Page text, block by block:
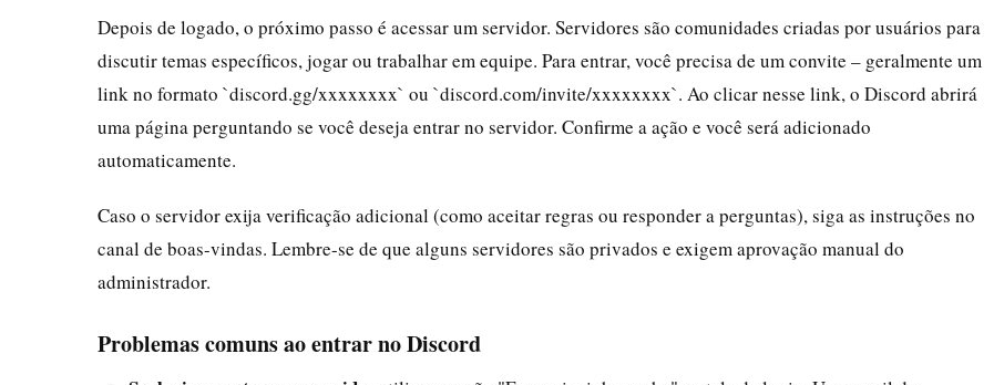
Depois de logado, o próximo passo é acessar um servidor. Servidores são comunidades criadas por usuários para
discutir temas específicos, jogar ou trabalhar em equipe. Para entrar, você precisa de um convite – geralmente um
link no formato `discord.gg/xxxxxxxx` ou `discord.com/invite/xxxxxxxx`. Ao clicar nesse link, o Discord abrirá
uma página perguntando se você deseja entrar no servidor. Confirme a ação e você será adicionado
automaticamente.
Caso o servidor exija verificação adicional (como aceitar regras ou responder a perguntas), siga as instruções no
canal de boas-vindas. Lembre-se de que alguns servidores são privados e exigem aprovação manual do
administrador.
Problemas comuns ao entrar no Discord